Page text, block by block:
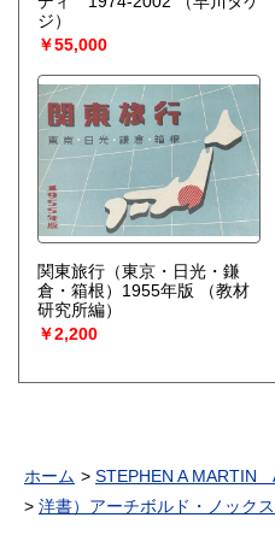
ジ）
￥55,000
関東旅行（東京・日光・鎌
倉・箱根）1955年版
（教材
研究所編）
￥2,200
ホーム
STEPHEN A MARTIN
洋書）アーチボルド・ノック